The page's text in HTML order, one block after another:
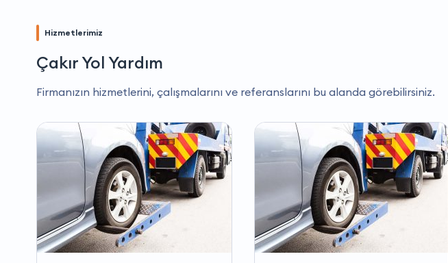
Hizmetlerimiz
Çakır Yol Yardım
Firmanızın hizmetlerini, çalışmalarını ve referanslarını bu alanda görebilirsiniz.